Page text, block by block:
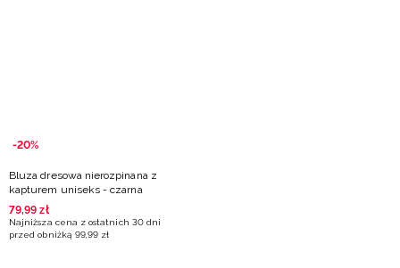
-20%
Bluza dresowa nierozpinana z
kapturem uniseks - czarna
79,99 zł
Najniższa cena z ostatnich 30 dni
przed obniżką 99,99 zł